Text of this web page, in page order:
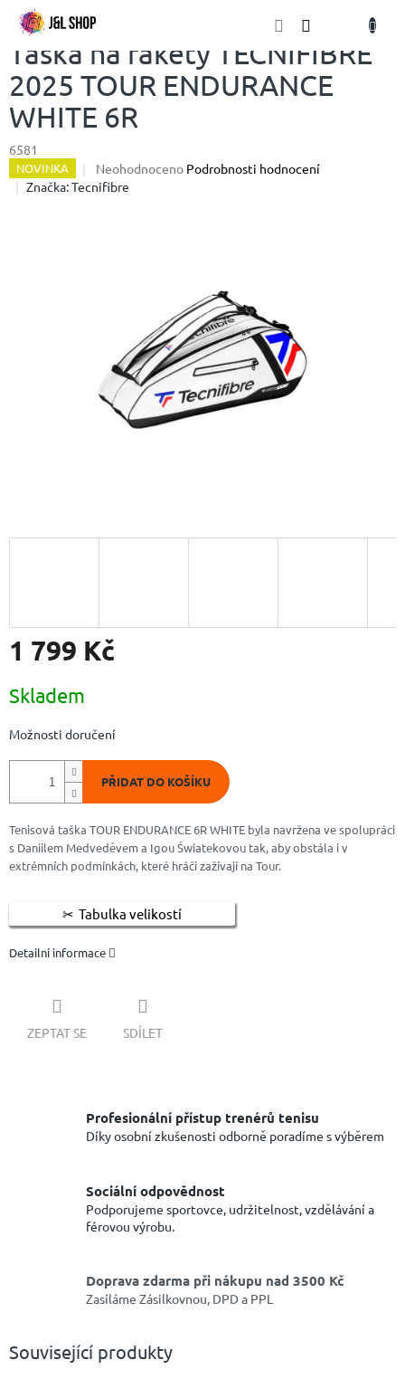
Přejít
obsahTaška na rakety TECNIFIBRE
2025 TOUR ENDURANCE
WHITE 6R
6581
NOVINKA
Průměrné
hodnocení
Neohodnoceno Podrobnosti hodnocení
Značka:Tecnifibre
1 799 Kč
cena:
Skladem
Možnosti doručení
PŘIDAT DO KOŠÍKU
Tenisová taška TOUR ENDURANCE 6R WHITE byla navržena ve spolupráci
s Daniilem Medveděvem a Igou Światekovou tak, aby obstála i v
extrémních podmínkách, které hráči zažívají na Tour.
Tabulka velikostí
Detailní informace
ZEPTAT SE SDÍLET
Profesionální přístup trenérů tenisu
Díky osobní zkušenosti odborně poradíme s výběrem
Sociální odpovědnost
Podporujeme sportovce, udržitelnost, vzdělávání a
férovou výrobu.
Doprava zdarma při nákupu nad 3500 Kč
Zasíláme Zásilkovnou, DPD a PPL
Související produkty